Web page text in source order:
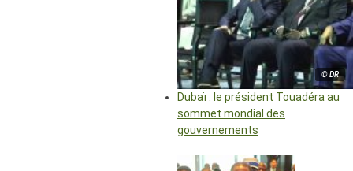
© DR
Dubaï : le président Touadéra au
sommet mondial des
gouvernements